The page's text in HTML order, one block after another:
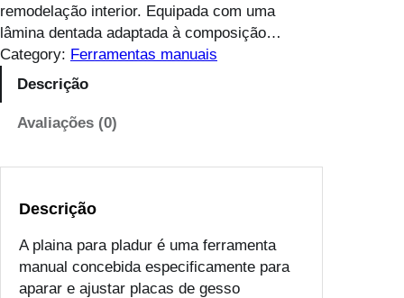
remodelação interior. Equipada com uma
lâmina dentada adaptada à composição…
Category: Ferramentas manuais
Descrição
Avaliações (0)
Descrição
A plaina para pladur é uma ferramenta
manual concebida especificamente para
aparar e ajustar placas de gesso